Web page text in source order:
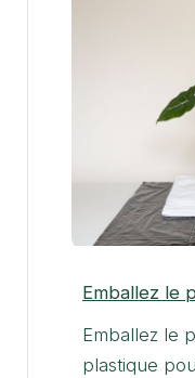
Emballez le
Emballez le
plastique